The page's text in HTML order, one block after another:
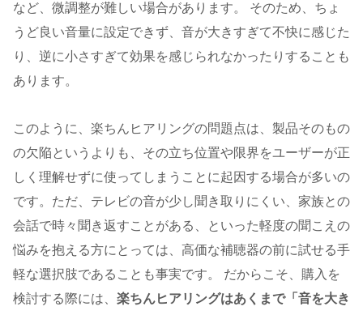
など、微調整が難しい場合があります。 そのため、ちょ
うど良い音量に設定できず、音が大きすぎて不快に感じた
り、逆に小さすぎて効果を感じられなかったりすることも
あります。
このように、楽ちんヒアリングの問題点は、製品そのもの
の欠陥というよりも、その立ち位置や限界をユーザーが正
しく理解せずに使ってしまうことに起因する場合が多いの
です。ただ、テレビの音が少し聞き取りにくい、家族との
会話で時々聞き返すことがある、といった軽度の聞こえの
悩みを抱える方にとっては、高価な補聴器の前に試せる手
軽な選択肢であることも事実です。 だからこそ、購入を
検討する際には、 楽ちんヒアリングはあくまで「音を大き